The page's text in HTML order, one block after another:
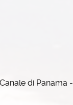
Canale di Panama -